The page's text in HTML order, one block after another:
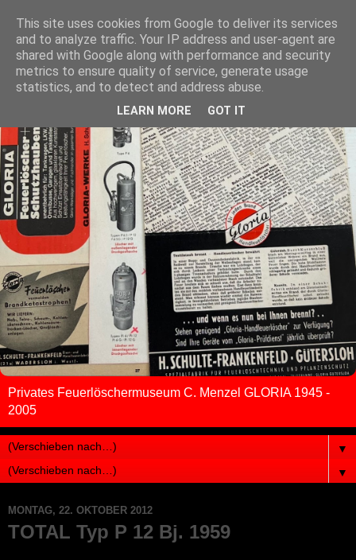
Privates Feuerlöschermuseum C. Menzel GLORIA 1945 -
2005
▼
▼
MONTAG, 22. OKTOBER 2012
TOTAL Typ P 12 Bj. 1959
This site uses cookies from Google to deliver its services
and to analyze traffic. Your IP address and user-agent are
shared with Google along with performance and security
metrics to ensure quality of service, generate usage
statistics, and to detect and address abuse.
LEARN MORE GOT IT